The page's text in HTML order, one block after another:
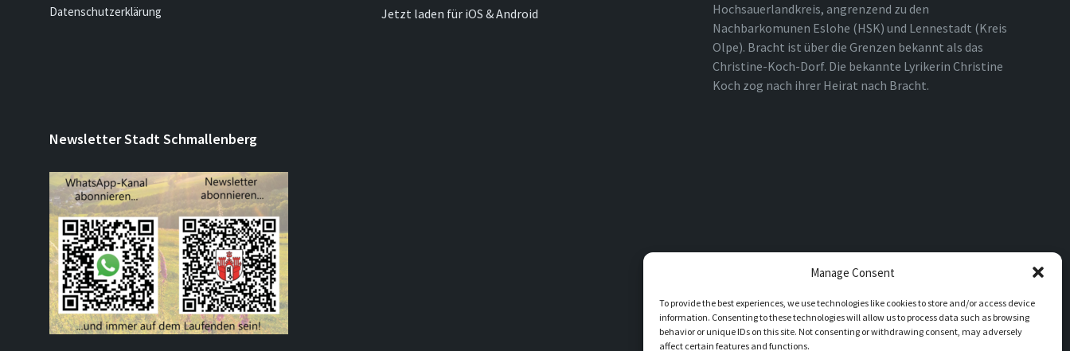
Manage Consent
To provide the best experiences, we use technologies like cookies to store and/or access device
information. Consenting to these technologies will allow us to process data such as browsing
behavior or unique IDs on this site. Not consenting or withdrawing consent, may adversely
affect certain features and functions.
Datenschutzerklärung
Jetzt laden für iOS & Android
Hochsauerlandkreis, angrenzend zu den
Nachbarkomunen Eslohe (HSK) und Lennestadt (Kreis
Olpe). Bracht ist über die Grenzen bekannt als das
Christine-Koch-Dorf. Die bekannte Lyrikerin Christine
Koch zog nach ihrer Heirat nach Bracht.
Newsletter Stadt Schmallenberg